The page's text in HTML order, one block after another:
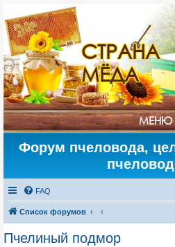
СТРАНА
МЁДА
МЕНЮ
Форум пчеловода,
FAQ
Список форумов
Пчелиный подмор